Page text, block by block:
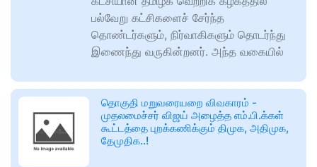
பல்வேறு கட்சிகளைச் சேர்ந்த
தொண்டர்களும், நிர்வாகிகளும் தொடர்ந்து
இணைந்து வருகின்றனர். அந்த வகையில்
தொகுதி மறுவரையறை விவகாரம் -
முதலமைச்சர் விஜய் அழைத்த எம்.பி.க்கள்
கூட்டத்தை புறக்கணிக்கும் திமுக, அதிமுக,
தேமுதிக..!